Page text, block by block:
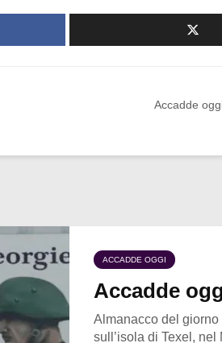
Accadde
ACCADDE OGGI
Accadde
Almanacco del
sull’isola di Texel, nel